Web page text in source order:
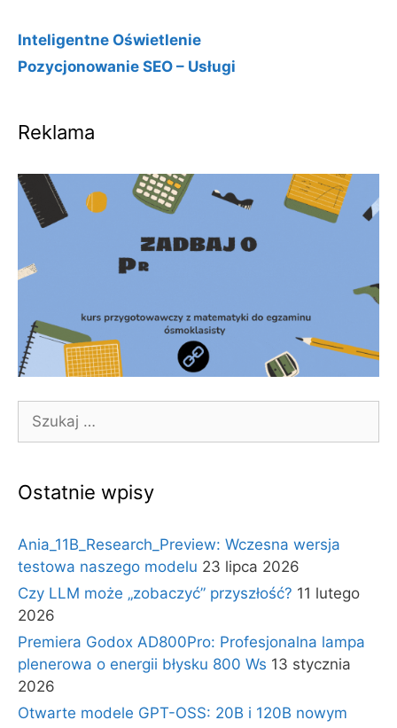
Inteligentne Oświetlenie
Pozycjonowanie SEO – Usługi
Reklama
Szukaj:
Ostatnie wpisy
Ania_11B_Research_Preview: Wczesna wersja
testowa naszego modelu 23 lipca 2026
Czy LLM może „zobaczyć” przyszłość? 11 lutego
2026
Premiera Godox AD800Pro: Profesjonalna lampa
plenerowa o energii błysku 800 Ws 13 stycznia
2026
Otwarte modele GPT-OSS: 20B i 120B nowym